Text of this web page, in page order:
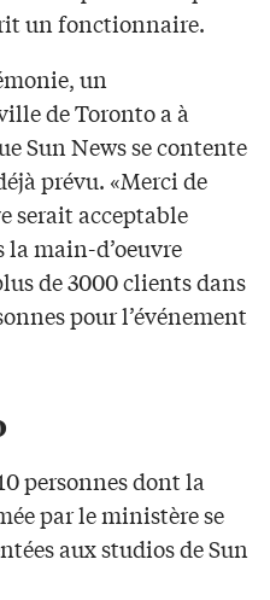
un fonctionnaire.
un
de Toronto a à
Sun News se contente
prévu. «Merci de
serait acceptable
la main-d’oeuvre
de 3000 clients dans
pour l’événement
personnes dont la
par le ministère se
aux studios de Sun